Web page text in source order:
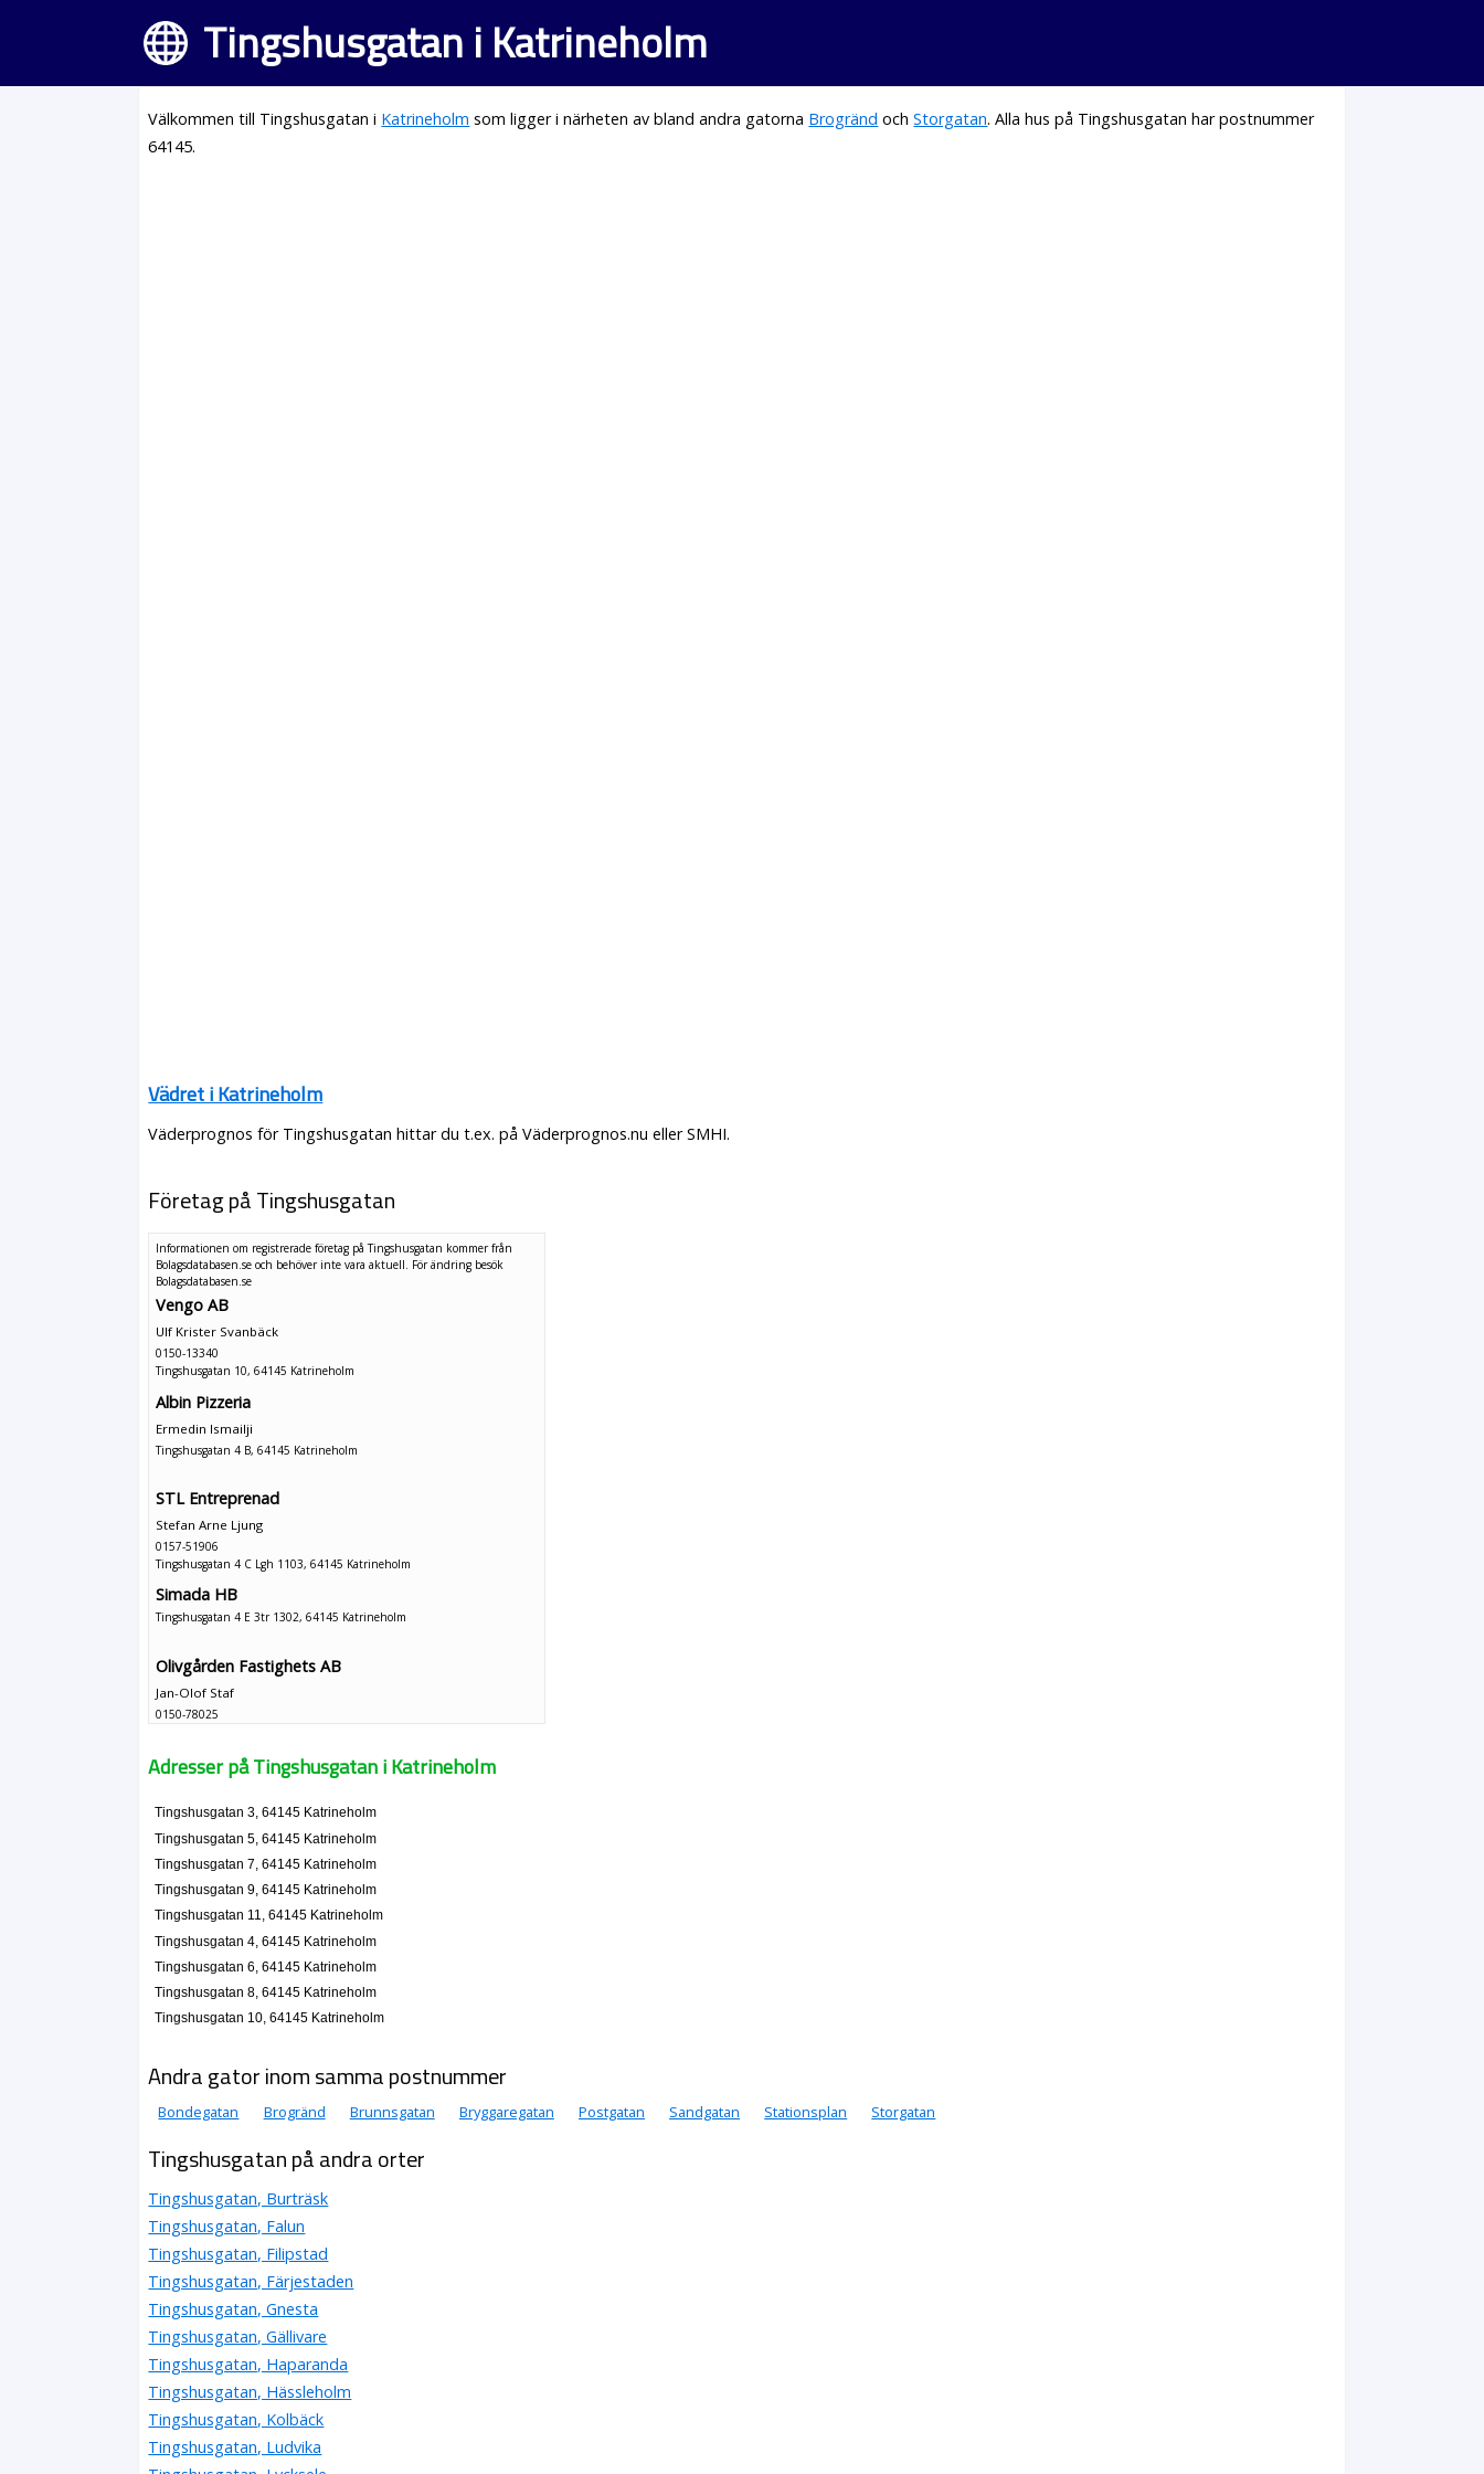
Tingshusgatan i Katrineholm
Välkommen till Tingshusgatan i Katrineholm som ligger i närheten av bland andra gatorna Brogränd ochStorgatan. Alla hus på Tingshusgatan har postnummer
64145.
Vädret i Katrineholm
Väderprognos för Tingshusgatan hittar du t.ex. på Väderprognos.nu eller SMHI.
Företag på Tingshusgatan
Informationen om registrerade företag på Tingshusgatan kommer från
Bolagsdatabasen.se och behöver inte vara aktuell. För ändring besök
Bolagsdatabasen.se
Vengo AB
Ulf Krister Svanbäck
0150-13340
Tingshusgatan 10, 64145 Katrineholm
Albin Pizzeria
Ermedin Ismailji
Tingshusgatan 4 B, 64145 Katrineholm
STL Entreprenad
Stefan Arne Ljung
0157-51906
Tingshusgatan 4 C Lgh 1103, 64145 Katrineholm
Simada HB
Tingshusgatan 4 E 3tr 1302, 64145 Katrineholm
Olivgården Fastighets AB
Jan-Olof Staf
0150-78025
Susanne Staf Fastighets AB
019-244491
Adresser på Tingshusgatan i Katrineholm
Tingshusgatan 3, 64145 Katrineholm
Tingshusgatan 5, 64145 Katrineholm
Tingshusgatan 7, 64145 Katrineholm
Tingshusgatan 9, 64145 Katrineholm
Tingshusgatan 11, 64145 Katrineholm
Tingshusgatan 4, 64145 Katrineholm
Tingshusgatan 6, 64145 Katrineholm
Tingshusgatan 8, 64145 Katrineholm
Tingshusgatan 10, 64145 Katrineholm
Andra gator inom samma postnummer
Bondegatan Brogränd Brunnsgatan Bryggaregatan Postgatan Sandgatan Stationsplan Storgatan
Tingshusgatan på andra orter
Tingshusgatan, Burträsk
Tingshusgatan, Falun
Tingshusgatan, Filipstad
Tingshusgatan, Färjestaden
Tingshusgatan, Gnesta
Tingshusgatan, Gällivare
Tingshusgatan, Haparanda
Tingshusgatan, Hässleholm
Tingshusgatan, Kolbäck
Tingshusgatan, Ludvika